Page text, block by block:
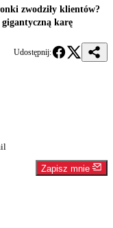
zwodziły klientów?
karę
Udostępnij:
Zapisz mnie